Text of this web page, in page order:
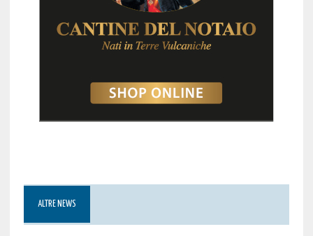
ALTRE NEWS